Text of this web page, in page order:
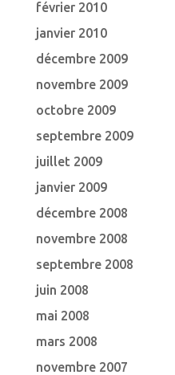
février 2010
janvier 2010
décembre 2009
novembre 2009
octobre 2009
septembre 2009
juillet 2009
janvier 2009
décembre 2008
novembre 2008
septembre 2008
juin 2008
mai 2008
mars 2008
novembre 2007